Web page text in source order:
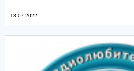
18.07.2022